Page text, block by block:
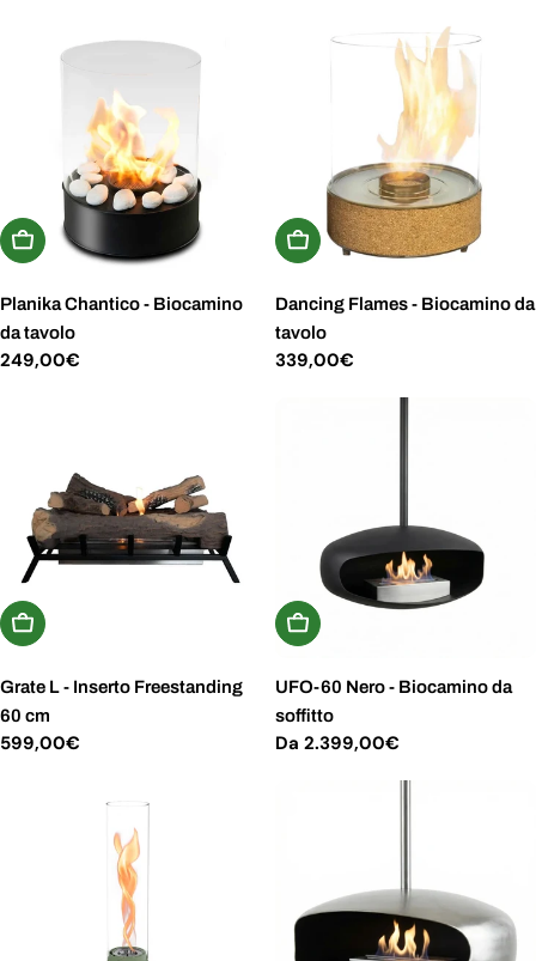
Aggiungi Al Carrello
Planika Chantico - Biocamino
da tavolo
Prezzo
249,00€
Aggiungi Al Carrello
Dancing Flames - Biocamino da
tavolo
Prezzo
339,00€
Aggiungi Al Carrello
Grate L - Inserto Freestanding
60 cm
Prezzo
599,00€
Scegli Le Opzioni
UFO-60 Nero - Biocamino da
soffitto
Prezzo
Da 2.399,00€